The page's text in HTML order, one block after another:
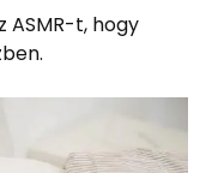
ASMR-t, hogy